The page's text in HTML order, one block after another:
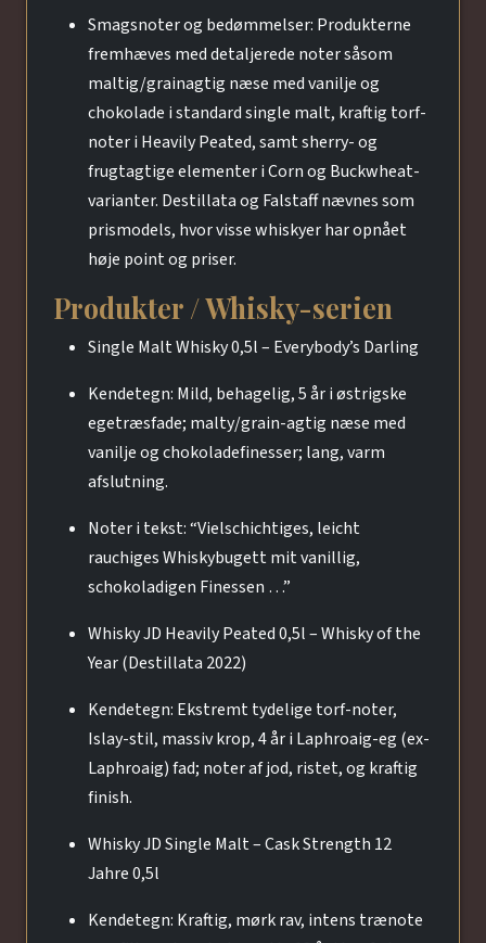
Smagsnoter og bedømmelser: Produkterne
fremhæves med detaljerede noter såsom
maltig/grainagtig næse med vanilje og
chokolade i standard single malt, kraftig torf-
noter i Heavily Peated, samt sherry- og
frugtagtige elementer i Corn og Buckwheat-
varianter. Destillata og Falstaff nævnes som
prismodels, hvor visse whiskyer har opnået
høje point og priser.
Produkter / Whisky-serien
Single Malt Whisky 0,5l – Everybody’s Darling
Kendetegn: Mild, behagelig, 5 år i østrigske
egetræsfade; malty/grain-agtig næse med
vanilje og chokoladefinesser; lang, varm
afslutning.
Noter i tekst: “Vielschichtiges, leicht
rauchiges Whiskybugett mit vanillig,
schokoladigen Finessen …”
Whisky JD Heavily Peated 0,5l – Whisky of the
Year (Destillata 2022)
Kendetegn: Ekstremt tydelige torf-noter,
Islay-stil, massiv krop, 4 år i Laphroaig-eg (ex-
Laphroaig) fad; noter af jod, ristet, og kraftig
finish.
Whisky JD Single Malt – Cask Strength 12
Jahre 0,5l
Kendetegn: Kraftig, mørk rav, intens trænote